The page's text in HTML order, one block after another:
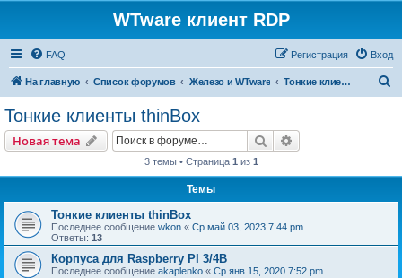
WTware клиент RDP
FAQ Вход
Регистрация
На главную Список форумов Железо и WTware Тонкие клиенты thinBox
Тонкие клиенты thinBox
Новая тема Поиск
3 темы • Страница 1 из 1
Темы
Тонкие клиенты thinBox
Последнее сообщение wkon « Ср май 03, 2023 7:44 pm
Ответы: 13
Корпуса для Raspberry PI 3/4B
Последнее сообщение akaplenko « Ср янв 15, 2020 7:52 pm